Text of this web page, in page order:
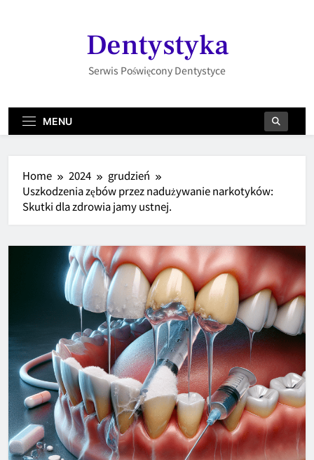
Dentystyka
Serwis Poświęcony Dentystyce
MENU
Home 2024
grudzień
Uszkodzenia zębów przez nadużywanie narkotyków:
Skutki dla zdrowia jamy ustnej.